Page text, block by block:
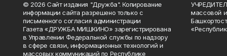
© 2026 Сайт издания "Дружба". Копирование
информации сайта разрешено только с
письменного согласия администрации
Газета «ДРУЖБА МИШКИНО» зарегистрирована
в Управлении Федеральной службы по надзору
в сфере связи, информационных технологий и
массовых коммуникаций по Республике
массовой